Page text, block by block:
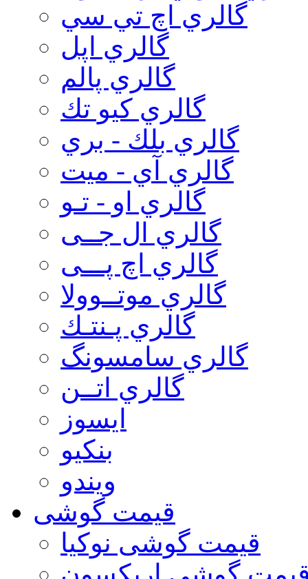
گالري اچ تي سي
گالري اپل
گالري پالم
گالري كيو تك
گالري بلك - بري
گالري آي - ميت
گالري او - تـو
گالري ال جــی
گالري اچ پـــی
گالري موتــوولا
گالري پـنتـك
گالري سامسونگ
گالري اتــن
ایسوز
بنکیو
ویندو
قیمت گوشی
قیمت گوشی نوكيا